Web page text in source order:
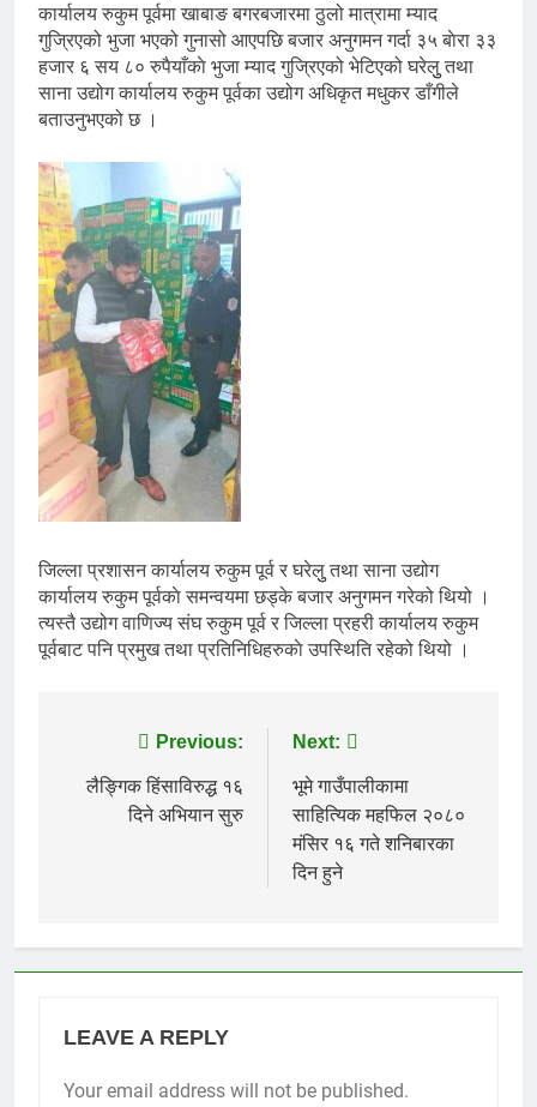
कार्यालय रुकुम पूर्वमा खाबाङ बगरबजारमा ठुलो मात्रामा म्याद
गुज्रिएको भुजा भएको गुनासो आएपछि बजार अनुगमन गर्दा ३५ बाेरा ३३
हजार ६ सय ८० रुपैयाँकाे भुजा म्याद गुज्रिएको भेटिएको घरेलुु तथा
साना उद्योग कार्यालय रुकुम पूर्वका उद्योग अधिकृत मधुकर डाँगीले
बताउनुभएको छ ।
जिल्ला प्रशासन कार्यालय रुकुम पूर्व र घरेलुु तथा साना उद्योग
कार्यालय रुकुम पूर्वकाे समन्वयमा छड्के बजार अनुगमन गरेको थियो ।
त्यस्तै उद्योग वाणिज्य संघ रुकुम पूर्व र जिल्ला प्रहरी कार्यालय रुकुम
पूर्वबाट पनि प्रमुख तथा प्रतिनिधिहरुकाे उपस्थिति रहेको थियो ।
navigation
Previous:
लैङ्गिक हिंसाविरुद्ध १६
दिने अभियान सुरु
Next:
भूमे गाउँपालीकामा
साहित्यिक महफिल २०८०
मंसिर १६ गते शनिबारका
दिन हुने
LEAVE A REPLY
Your email address will not be published.